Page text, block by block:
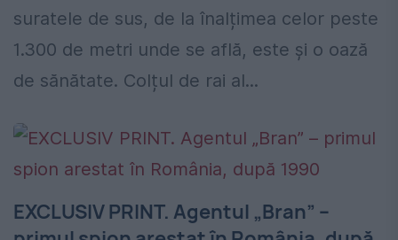
suratele de sus, de la înalțimea celor peste
1.300 de metri unde se află, este și o oază
de sănătate. Colțul de rai al...
EXCLUSIV PRINT. Agentul „Bran” –